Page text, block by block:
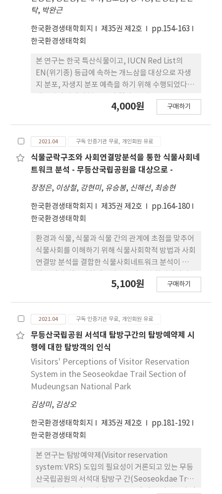
내 불모지는 군사적 활동으로 인한 토양침식, 지형변
화, 산불 등 인위적인 교란이 지속적으로 발생하기 때
문에 교란된 환경에 대한 적응성이 높은 종을 중심으
로 식생이 발달하는 특성을 나타냈다. 분류된 군락 내
우점종은 대부분 우리나라 전국에 분포하는 종으로
길 또는 길가, 나지, 훼손지, 초지 등 주변에서 흔히 볼
수 있는 식물로 구성되어 있다. 현재 비무장지대 불모
지 식생은 나지에서 초본식생으로 발달하는 천이 초
기의 형태를 보인다. 불모지 내 분포하는 우점종은 특
게 사용될 수 있을 것이다.
탁, 박완근
한국환경생태학회지 제35권 제2호
pp.154-163
한국환경생태학회
본 연구는 한국 특산식물이고, IUCN Red List의
EN(위기종) 등급에 속하는 개느삼을 대상으로 자생
지 분포, 자생지 분포 예측을 하기 위해 수행되었다.
곳, 인제군 3곳, 춘천시 2곳, 홍천군 1곳 총 19곳에 분
천시 지내리, 남쪽 홍천군 성동리로 각각 확인되었다.
개느삼 자생지의 해발고도는 169-711m에 분포하는
것으로 나타났고, 평균 해발고도는 375m로 조사되
것으로 분석되었고, 평균 202,789㎡로 조사되었다.
대부분의 개느삼 자생지는 간벌, 가지치기 등과 같은
숲가꾸기가 이루어진 곳으로 조사되었다. 개느삼 잠
행한 결과, AUC값은 0.9762로 분석되었다. 분포예측
자생지는 강원도 양구 군, 인제군, 춘천시, 화천군 지
역에 집중되어 분포하는 것으로 나타났다. 자생지 분
포예측에 가장 영향을 많이 미치는 변수는 연간강수
량, 토양탄소함유량, 최한월 기온으로 분석되었다. 본
과의 자생지 정보를 토대로 개느삼 자생지를 보전하
기 위한 보호지역 지정 등을 위한 기초자료로 활용될
수 있을 것으로 판단된다.
4,000원 구매하기
2021.04 구독 인증기관 무료, 개인회원 유료
식물군락구조와 사회연결망분석을 통한 식물사회네
트워크 분석 - 무등산국립공원을 대상으로 -
장정은, 이상철, 강현미, 유승봉, 신해선, 최송현
한국환경생태학회지 제35권 제2호
pp.164-180
한국환경생태학회
환경과 식물, 식물과 식물 간의 관계에 초점을 맞추어
식물사회를 이해하기 위해 식물사회학적 방법과 사회
연결망 분석을 결합한 식물사회네트워크 분석이 연구
식물사회 분석과 기존의 종간결합분석 방법과 비교가
사회 네트워크를 비교 하였다. 식생조사를 위해 옛길
2구간을 대상으로 60개 조사구를 설치하여 매목조사
를 실시하였다. TWINSPAN과 DCA 분석결과 60개
조사구는 해발고 800m를 기준으로 졸참나무-소나무
군락(군락Ⅰ), 신갈나무군락(군락 Ⅱ)으로 나누어졌
다. 출현빈도 30%이상인 수종 간 상관관계분석과
DCA분석을 실시한 후 각 군락별 주요수종을 중심으
로 결과를 비교하였는데, 졸참나무와 소나무, 신갈나
무는 각각 –0.450**, -0.375**로 높은 부(-)의 상관관
계를 가지고 있었으며, DCA에서도 1축을 따라 졸참
나무와 소나무는 가까이, 신갈나무와는 멀리 배치된
것을 확인할 수 있었다. 식물사회네트워크 분석을 위
해 40개 조사구를 추가하여 100개 조사구에 출현수
종을 조사하였다. 네트워크 구조 분석결과, 378개의
연결선이 나타났고, 한 수종 당 평균 6종과 결합을 가
5,100원 구매하기
2021.04 구독 인증기관 무료, 개인회원 유료
무등산국립공원 서석대 탐방구간의 탐방예약제 시
행에 대한 탐방객의 인식
Visitors' Perceptions of Visitor Reservation
System in the Seoseokdae Trail Section of
Mudeungsan National Park
김상미, 김상오
한국환경생태학회지 제35권 제2호
pp.181-192
한국환경생태학회
본 연구는 탐방예약제(Visitor reservation
system: VRS) 도입의 필요성이 거론되고 있는 무등
산국립공원의 서석대 탐방구 간(Seoseokdae Trail